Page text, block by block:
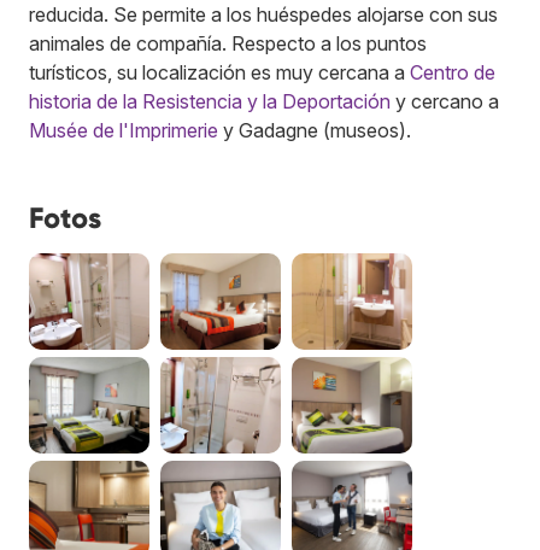
reducida. Se permite a los huéspedes alojarse con sus
animales de compañía. Respecto a los puntos
turísticos, su localización es muy cercana a Centro de
historia de la Resistencia y la Deportación y cercano a
Musée de l'Imprimerie y Gadagne (museos).
Fotos